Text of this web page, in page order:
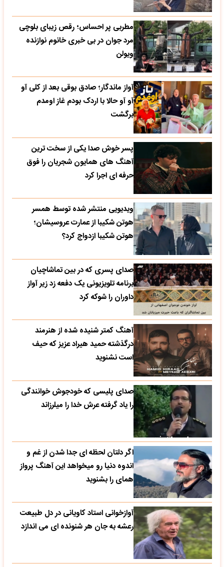
مطربی پر احساس؛ رقص زیبای بلوچی
مرد جوان در بی خبری خانوم نوازنده
ویولن
آواز ماندگار؛ صادق بوقی بعد از کلی آو
آو آو حالا با اردک بودم غاز اومدم
برگشت
پسر خوش صدا یکی از سخت ترین
آهنگ های همایون شجریان را فوق
حرفه ای اجرا کرد
ویدیویی منتشر شده توسط همسر
هوتن شکیبا از عمارت عروسیشان؛
هوتن شکیبا ازدواج کرد؟
صدای پسری که در بین تماشاچیان
برنامه تلویزیونی یک دفعه زد زیر آواز
داوران را شوکه کرد
آهنگ کمتر شنیده شده از هنرمند
درگذشته حمید هیراد عزیز که حیف
است نشنوید
صدای پلیسی که خودجوش خوانندگی
را یاد گرفته عرش خدا را میلرزاند
اگر دلتان لحظه ای جدا شدن از غم و
اندوه دنیا رو میخواهد این آهنگ پرواز
همای را بشنوید
آوازخوانی استاد کاویانی در دل طبیعت
رعشه به جان هر شنونده ای می اندازد